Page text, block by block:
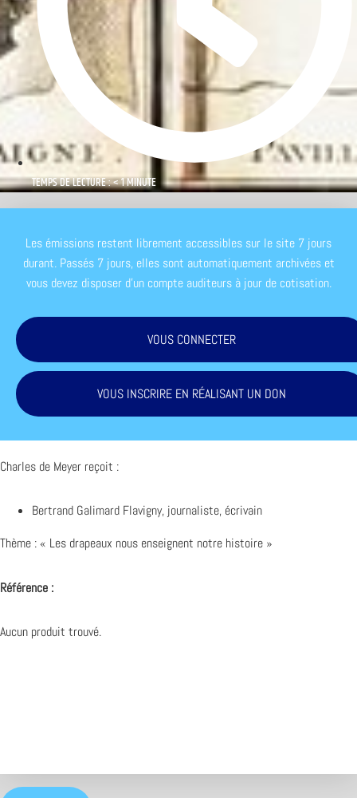
TEMPS DE LECTURE : < 1 MINUTE
Les émissions restent librement accessibles sur le site 7 jours
durant. Passés 7 jours, elles sont automatiquement archivées et
vous devez disposer d'un compte auditeurs à jour de cotisation.
VOUS CONNECTER
VOUS INSCRIRE EN RÉALISANT UN DON
Charles de Meyer reçoit :
Bertrand Galimard Flavigny, journaliste, écrivain
Thème : « Les drapeaux nous enseignent notre histoire »
Référence :
Aucun produit trouvé.